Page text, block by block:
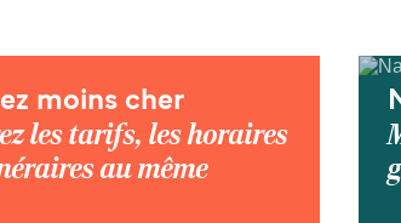
moins cher
les tarifs, les horaires
au même